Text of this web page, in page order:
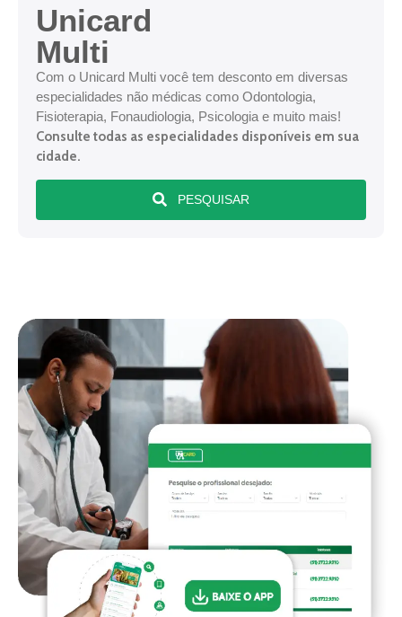
Unicard
Multi
Com o Unicard Multi você tem desconto em diversas
especialidades não médicas como Odontologia,
Fisioterapia, Fonaudiologia, Psicologia e muito mais!
Consulte todas as especialidades disponíveis em sua
cidade.
PESQUISAR